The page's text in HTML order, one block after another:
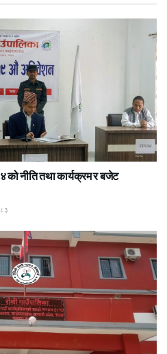
नीति तथा कार्यक्रम र बजेट